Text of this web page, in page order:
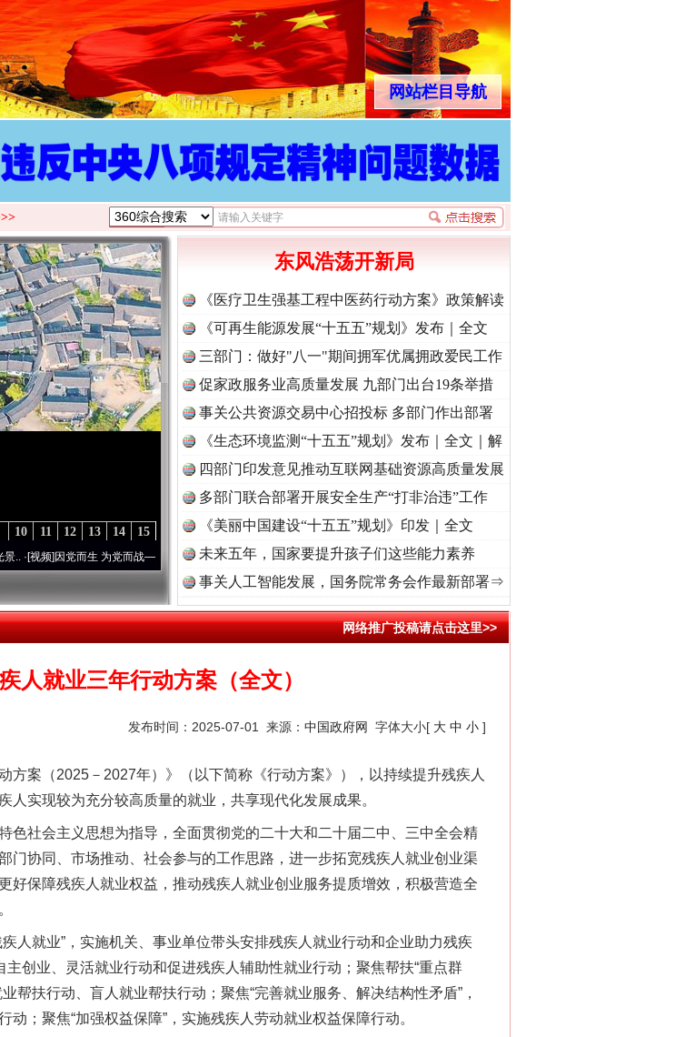
网站栏目导航
15
14
13
12
11
10
]因党而生 为党而战——百年“纪”事⑧加强纪律..·[视频] 牢记初心使命 奋进复兴征程丨“转折之城”激荡..
东风浩荡开新局
《医疗卫生强基工程中医药行动方案》政策解读
《可再生能源发展“十五五”规划》发布｜全文
三部门：做好"八一"期间拥军优属拥政爱民工作
促家政服务业高质量发展 九部门出台19条举措
事关公共资源交易中心招投标 多部门作出部署
《生态环境监测“十五五”规划》发布｜全文｜解
读
四部门印发意见推动互联网基础资源高质量发展
多部门联合部署开展安全生产“打非治违”工作
《美丽中国建设“十五五”规划》印发｜全文
未来五年，国家要提升孩子们这些能力素养
事关人工智能发展，国务院常务会作最新部署⇒
网络推广投稿请点击这里>>
人就业三年行动方案（全文）
发布时间：2025-07-01 来源： 中国政府网 字体大小[ 大 中 小 ]
案（2025－2027年）》（以下简称《行动方案》），以持续提升残疾人
实现较为充分较高质量的就业，共享现代化发展成果。
社会主义思想为指导，全面贯彻党的二十大和二十届二中、三中全会精
门协同、市场推动、社会参与的工作思路，进一步拓宽残疾人就业创业渠
好保障残疾人就业权益，推动残疾人就业创业服务提质增效，积极营造全
就业”，实施机关、事业单位带头安排残疾人就业行动和企业助力残疾
主创业、灵活就业行动和促进残疾人辅助性就业行动；聚焦帮扶“重点群
帮扶行动、盲人就业帮扶行动；聚焦“完善就业服务、解决结构性矛盾”，
；聚焦“加强权益保障”，实施残疾人劳动就业权益保障行动。